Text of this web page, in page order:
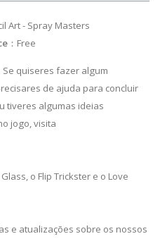
Art - Spray Masters
：Free
Se quiseres fazer algum
de ajuda para concluir
tiveres algumas ideias
jogo, visita
o Flip Trickster e o Love
e atualizações sobre os nossos